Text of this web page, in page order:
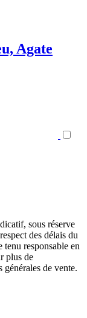
Agate
sous réserve
des délais du
responsable en
plus de
de vente.